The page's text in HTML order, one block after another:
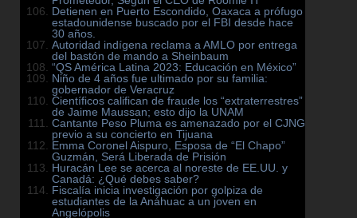
Detienen en Puerto Escondido, Oaxaca a prófugo
estadounidense buscado por el FBI desde hace
30 años.
Autoridad indígena reclama a AMLO por entrega
del bastón de mando a Sheinbaum
“QS América Latina 2023: Educación en México”
Niño de 4 años fue ultimado por su familia:
gobernador de Veracruz
Científicos califican de fraude los “extraterrestres”
de Jaime Maussan; esto dijo la UNAM
Cantante Peso Pluma es amenazado por el CJNG
previo a su concierto en Tijuana
Emma Coronel Aispuro, Esposa de “El Chapo”
Guzmán, Será Liberada de Prisión
Huracán Lee se acerca al noreste de EE.UU. y
Canadá: ¿Qué debes saber?
Fiscalía inicia investigación por golpiza de
estudiantes de la Anáhuac a un joven en
Angelópolis